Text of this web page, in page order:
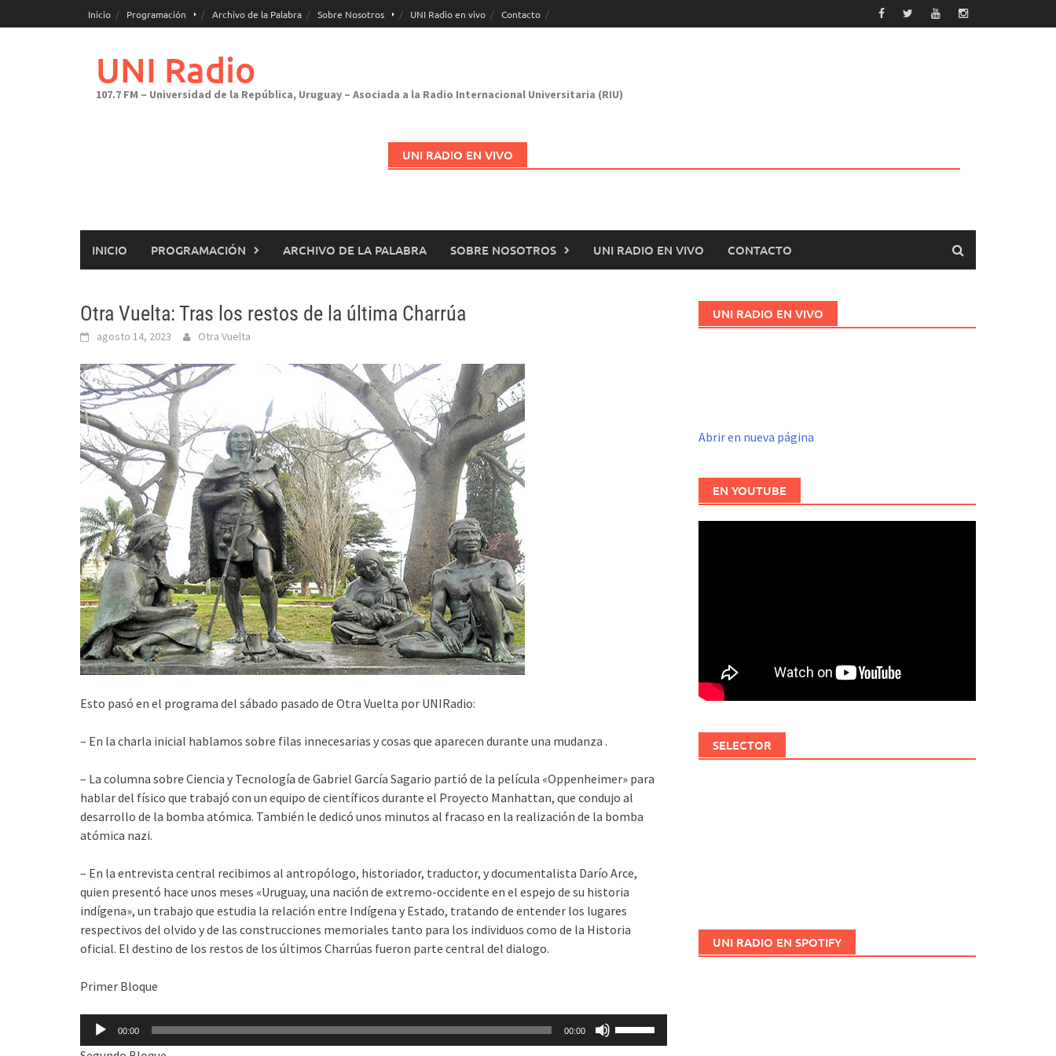
al
Inicio Programación Archivo de la Palabra Sobre Nosotros UNI Radio en vivo Contacto
UNI Radio
107.7 FM – Universidad de la República, Uruguay – Asociada a la Radio Internacional Universitaria (RIU)
UNI RADIO EN VIVO
INICIO PROGRAMACIÓN ARCHIVO DE LA PALABRA SOBRE NOSOTROS UNI RADIO EN VIVO CONTACTO
Otra Vuelta: Tras los restos de la última Charrúa
agosto 14, 2023 Otra Vuelta
Esto pasó en el programa del sábado pasado de Otra Vuelta por UNIRadio:
– En la charla inicial hablamos sobre filas innecesarias y cosas que aparecen durante una mudanza .
– La columna sobre Ciencia y Tecnología de Gabriel García Sagario partió de la película «Oppenheimer» para
hablar del físico que trabajó con un equipo de científicos durante el Proyecto Manhattan, que condujo al
desarrollo de la bomba atómica. También le dedicó unos minutos al fracaso en la realización de la bomba
atómica nazi.
– En la entrevista central recibimos al antropólogo, historiador, traductor, y documentalista Darío Arce,
quien presentó hace unos meses «Uruguay, una nación de extremo-occidente en el espejo de su historia
indígena», un trabajo que estudia la relación entre Indígena y Estado, tratando de entender los lugares
respectivos del olvido y de las construcciones memoriales tanto para los individuos como de la Historia
oficial. El destino de los restos de los últimos Charrúas fueron parte central del dialogo.
Primer Bloque
Reproductor
de
00:00 00:00
UNI RADIO EN VIVO
Abrir en nueva página
EN YOUTUBE
SELECTOR
UNI RADIO EN SPOTIFY